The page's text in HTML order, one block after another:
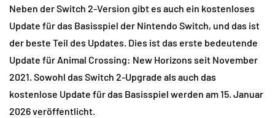
Neben der Switch 2-Version gibt es auch ein kostenloses
Update für das Basisspiel der Nintendo Switch, und das ist
der beste Teil des Updates. Dies ist das erste bedeutende
Update für Animal Crossing: New Horizons seit November
2021. Sowohl das Switch 2-Upgrade als auch das
kostenlose Update für das Basisspiel werden am 15. Januar
2026 veröffentlicht.